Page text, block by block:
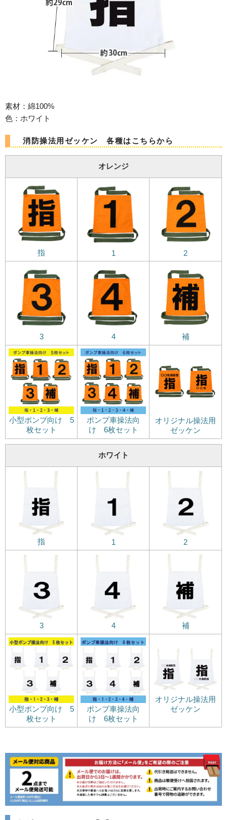
素材：綿100%
色：ホワイト
消防操法用ゼッケン 各種はこちらから
オレンジ
指 1 2
3 4 補
小型ポンプ向け 5
枚セット
ポンプ車操法向
け 6枚セット
オリジナル操法用
ゼッケン
ホワイト
指 1 2
3 4 補
小型ポンプ向け 5
枚セット
ポンプ車操法向
け 6枚セット
オリジナル操法用
ゼッケン